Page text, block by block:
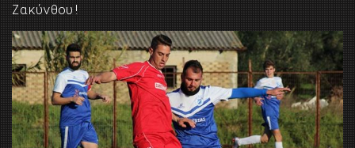
Ζακύνθου!